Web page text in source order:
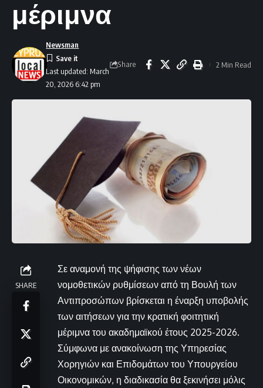
μέριμνα
Last updated: March
20, 2026 6:42 pm
Newsman
Share 2 Min Read
SHARE
Σε αναμονή της ψήφισης των νέων
νομοθετικών ρυθμίσεων από τη Βουλή των
Αντιπροσώπων βρίσκεται η έναρξη υποβολής
των αιτήσεων για την κρατική φοιτητική
μέριμνα του ακαδημαϊκού έτους 2025-2026.
Σύμφωνα με ανακοίνωση της Υπηρεσίας
Χορηγιών και Επιδομάτων του Υπουργείου
Οικονομικών, η διαδικασία θα ξεκινήσει μόλις